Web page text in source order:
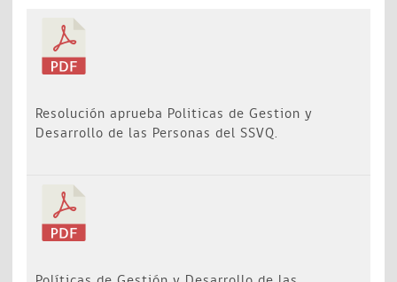
Resolución aprueba Politicas de Gestion y
Desarrollo de las Personas del SSVQ.